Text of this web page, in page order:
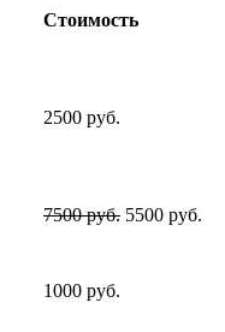
Стоимость
2500 руб.
7500 руб. 5500 руб.
1000 руб.